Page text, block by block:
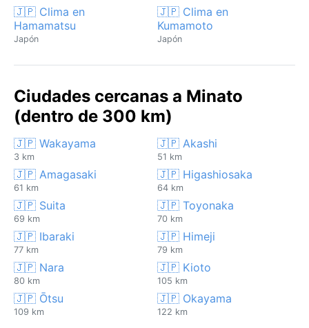
🇯🇵 Clima en
Hamamatsu
Japón
🇯🇵 Clima en
Kumamoto
Japón
Ciudades cercanas a Minato
(dentro de 300 km)
🇯🇵 Wakayama
3 km
🇯🇵 Akashi
51 km
🇯🇵 Amagasaki
61 km
🇯🇵 Higashiosaka
64 km
🇯🇵 Suita
69 km
🇯🇵 Toyonaka
70 km
🇯🇵 Ibaraki
77 km
🇯🇵 Himeji
79 km
🇯🇵 Nara
80 km
🇯🇵 Kioto
105 km
🇯🇵 Ōtsu
109 km
🇯🇵 Okayama
122 km